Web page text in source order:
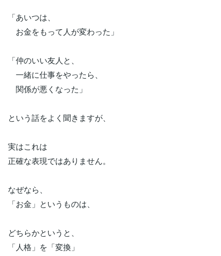
「あいつは、
お金をもって人が変わった」
「仲のいい友人と、
一緒に仕事をやったら、
関係が悪くなった」
という話をよく聞きますが、
実はこれは
正確な表現ではありません。
なぜなら、
「お金」というものは、
どちらかというと、
「人格」を「変換」